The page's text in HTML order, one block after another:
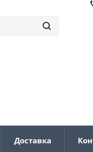
Доставка